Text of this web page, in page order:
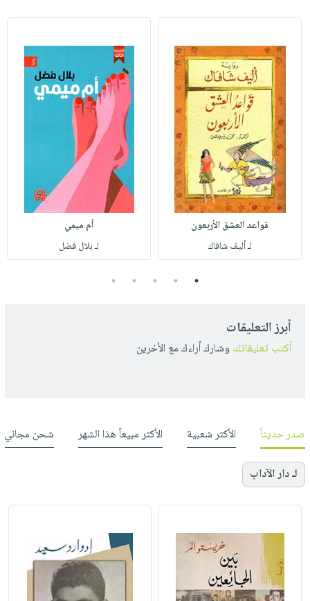
قواعد العشق الأربعون
لـ أليف شافاك
أم ميمي
لـ بلال فضل
1
2
3
4
5
أبرز التعليقات
أكتب تعليقاتك وشارك أراءك مع الأخرين
صدر حديثاً الأكثر شعبية الأكثر مبيعاً هذا الشهر شحن مجاني
لـ دار الآداب